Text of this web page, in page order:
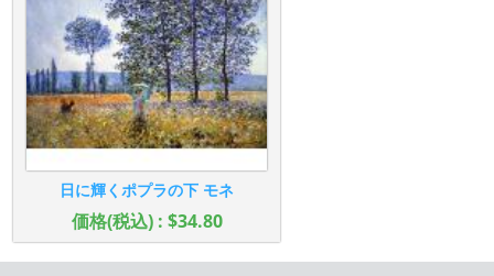
日に輝くポプラの下 モネ
価格(税込) : $34.80